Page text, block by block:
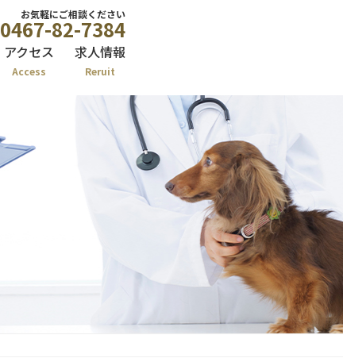
アクセス
Access
求人情報
Reruit
お気軽にご相談ください
0467-82-7384